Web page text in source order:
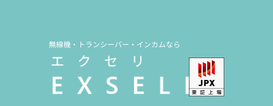
無線機・トランシーバー・インカムなら